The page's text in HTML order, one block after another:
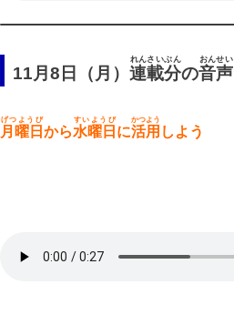
11月8日（月）連載分
れんさいぶん
の音声
おんせい
月曜日
げつようび
から水曜日
すいようび
に活用
かつよう
しよう